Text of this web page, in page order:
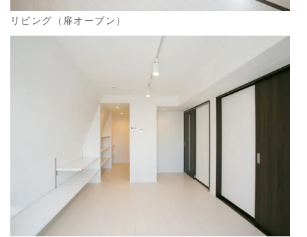
リビング（扉オープン）